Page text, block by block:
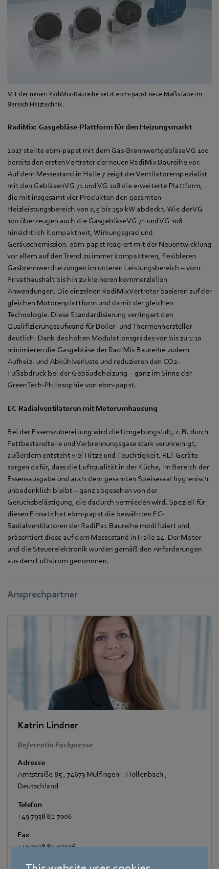
Mit der neuen RadiMix-Baureihe setzt ebm-papst neue Maßstäbe im
Bereich Heiztechnik.
RadiMix: Gasgebläse-Plattform für den Heizungsmarkt
2017 stellte ebm-papst mit dem Gas-Brennwertgebläse VG 100
bereits den ersten Vertreter der neuen RadiMix Baureihe vor.
Auf dem Messestand in Halle 7 zeigt der Ventilatorenspezialist
mit den Gebläsen VG 71 und VG 108 die erweiterte Plattform,
die mit insgesamt vier Produkten den gesamten
Heizleistungsbereich von 0,5 bis 150 kW abdeckt. Wie der VG
100 überzeugen auch die Gasgebläse VG 71 und VG 108
hinsichtlich Kompaktheit, Wirkungsgrad und
Geräuschemission. ebm-papst reagiert mit der Neuentwicklung
vor allem auf den Trend zu immer kompakteren, flexibleren
Gasbrennwertheizungen im unteren Leistungsbereich – vom
Privathaushalt bis hin zu kleineren kommerziellen
Anwendungen. Die einzelnen RadiMix Vertreter basieren auf der
gleichen Motorenplattform und damit der gleichen
Technologie. Diese Standardisierung verringert den
Qualifizierungsaufwand für Boiler- und Thermenhersteller
deutlich. Dank des hohen Modulationsgrades von bis zu 1:10
minimieren die Gasgebläse der RadiMix Baureihe zudem
Aufheiz- und Abkühlverluste und reduzieren den CO2-
Fußabdruck bei der Gebäudeheizung – ganz im Sinne der
GreenTech-Philosophie von ebm-papst.
EC-Radialventilatoren mit Motorumhausung
Bei der Essenszubereitung wird die Umgebungsluft, z. B. durch
Fettbestandteile und Verbrennungsgase stark verunreinigt,
außerdem entsteht viel Hitze und Feuchtigkeit. RLT-Geräte
sorgen dafür, dass die Luftqualität in der Küche, im Bereich der
Essensausgabe und auch dem gesamten Speisesaal hygienisch
unbedenklich bleibt – ganz abgesehen von der
Geruchsbelästigung, die dadurch vermieden wird. Speziell für
diesen Einsatz hat ebm-papst die bewährten EC-
Radialventilatoren der RadiPac Baureihe modifiziert und
präsentiert diese auf dem Messestand in Halle 24. Der Motor
und die Steuerelektronik wurden gemäß den Anforderungen
aus dem Luftstrom genommen.
Ansprechpartner
Katrin Lindner
Referentin Fachpresse
Adresse
Amtstraße 85 , 74673 Mulfingen – Hollenbach ,
Deutschland
Telefon
+49 7938 81-7006
Fax
+49 7938 81-97006
E-Mail